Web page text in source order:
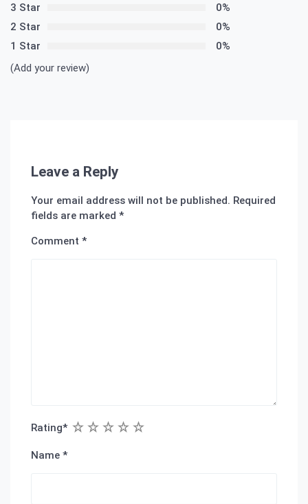
3 Star
0%
2 Star
0%
1 Star
0%
(Add your review)
Leave a Reply
Your email address will not be published. Required
fields are marked *
Comment *
Rating* 5
4
3
2
1
Name *